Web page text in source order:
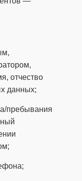
отчество
данных;
пребывания